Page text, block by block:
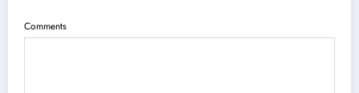
Comments